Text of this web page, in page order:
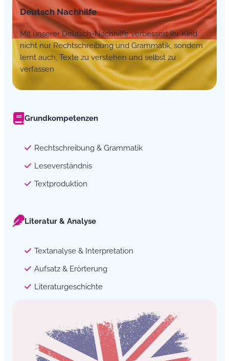
Deutsch Nachhilfe
Mit unserer Deutsch-Nachhilfe verbessert Ihr Kind
nicht nur Rechtschreibung und Grammatik, sondern
lernt auch, Texte zu verstehen und selbst zu
verfassen
Grundkompetenzen
Rechtschreibung & Grammatik
Leseverständnis
Textproduktion
Literatur & Analyse
Textanalyse & Interpretation
Aufsatz & Erörterung
Literaturgeschichte